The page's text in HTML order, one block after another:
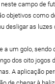
campo de
objetivos como
desligar as luzes
a um golo, sendo
dos oito jogos
A aplicação